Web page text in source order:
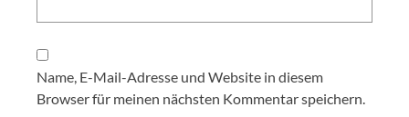
Name, E-Mail-Adresse und Website in diesem
Browser für meinen nächsten Kommentar speichern.